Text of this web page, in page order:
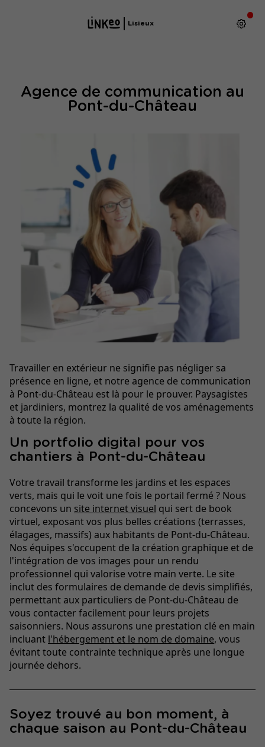
Lisieux
Agence de communication au
Pont-du-Château
Travailler en extérieur ne signifie pas négliger sa
présence en ligne, et notre agence de communication
à Pont-du-Château est là pour le prouver. Paysagistes
et jardiniers, montrez la qualité de vos aménagements
à toute la région.
Un portfolio digital pour vos
chantiers à Pont-du-Château
Votre travail transforme les jardins et les espaces
verts, mais qui le voit une fois le portail fermé ? Nous
concevons un site internet visuel qui sert de book
virtuel, exposant vos plus belles créations (terrasses,
élagages, massifs) aux habitants de Pont-du-Château.
Nos équipes s'occupent de la création graphique et de
l'intégration de vos images pour un rendu
professionnel qui valorise votre main verte. Le site
inclut des formulaires de demande de devis simplifiés,
permettant aux particuliers de Pont-du-Château de
vous contacter facilement pour leurs projets
saisonniers. Nous assurons une prestation clé en main
incluant l'hébergement et le nom de domaine, vous
évitant toute contrainte technique après une longue
journée dehors.
Soyez trouvé au bon moment, à
chaque saison au Pont-du-Château